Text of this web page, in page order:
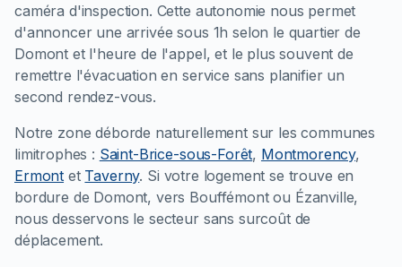
caméra d'inspection. Cette autonomie nous permet
d'annoncer une arrivée sous 1h selon le quartier de
Domont et l'heure de l'appel, et le plus souvent de
remettre l'évacuation en service sans planifier un
second rendez-vous.
Notre zone déborde naturellement sur les communes
limitrophes : Saint-Brice-sous-Forêt, Montmorency,
Ermont et Taverny. Si votre logement se trouve en
bordure de Domont, vers Bouffémont ou Ézanville,
nous desservons le secteur sans surcoût de
déplacement.